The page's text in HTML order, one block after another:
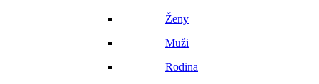
Ženy
Muži
Rodina